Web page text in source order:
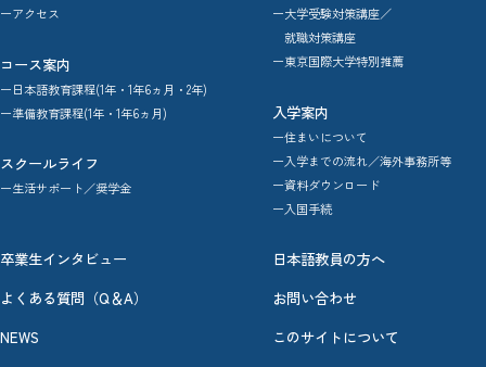
ーアクセス
コース案内
ー日本語教育課程(1年・1年6ヵ月・2年)
ー準備教育課程(1年・1年6ヵ月)
スクールライフ
ー生活サポート／奨学金
ー大学受験対策講座／
就職対策講座
ー東京国際大学特別推薦
入学案内
ー住まいについて
ー入学までの流れ／海外事務所等
ー資料ダウンロード
ー入国手続
卒業生インタビュー
よくある質問（Q＆A）
NEWS
日本語教員の方へ
お問い合わせ
このサイトについて